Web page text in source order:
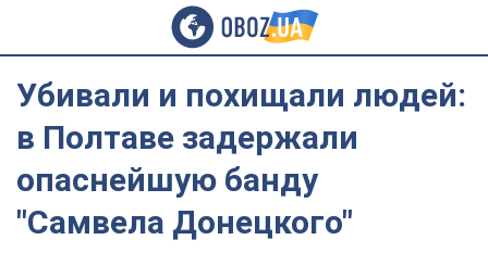
Убивали и похищали людей:
в Полтаве задержали
опаснейшую банду
"Самвела Донецкого"